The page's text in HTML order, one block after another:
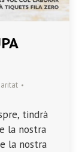
tindrà
la nostra
la nostra